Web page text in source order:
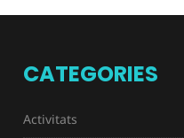
Preu entrades: 2€
CATEGORIES
Activitats